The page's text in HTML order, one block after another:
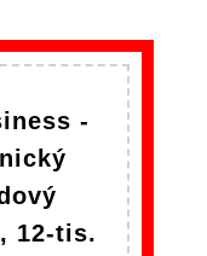
-
12-tis.